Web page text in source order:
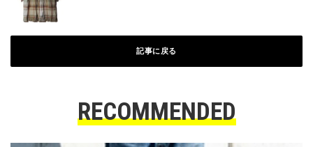
記事に戻る
RECOMMENDED